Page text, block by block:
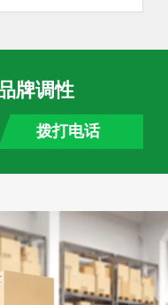
牌调性
拨打电话